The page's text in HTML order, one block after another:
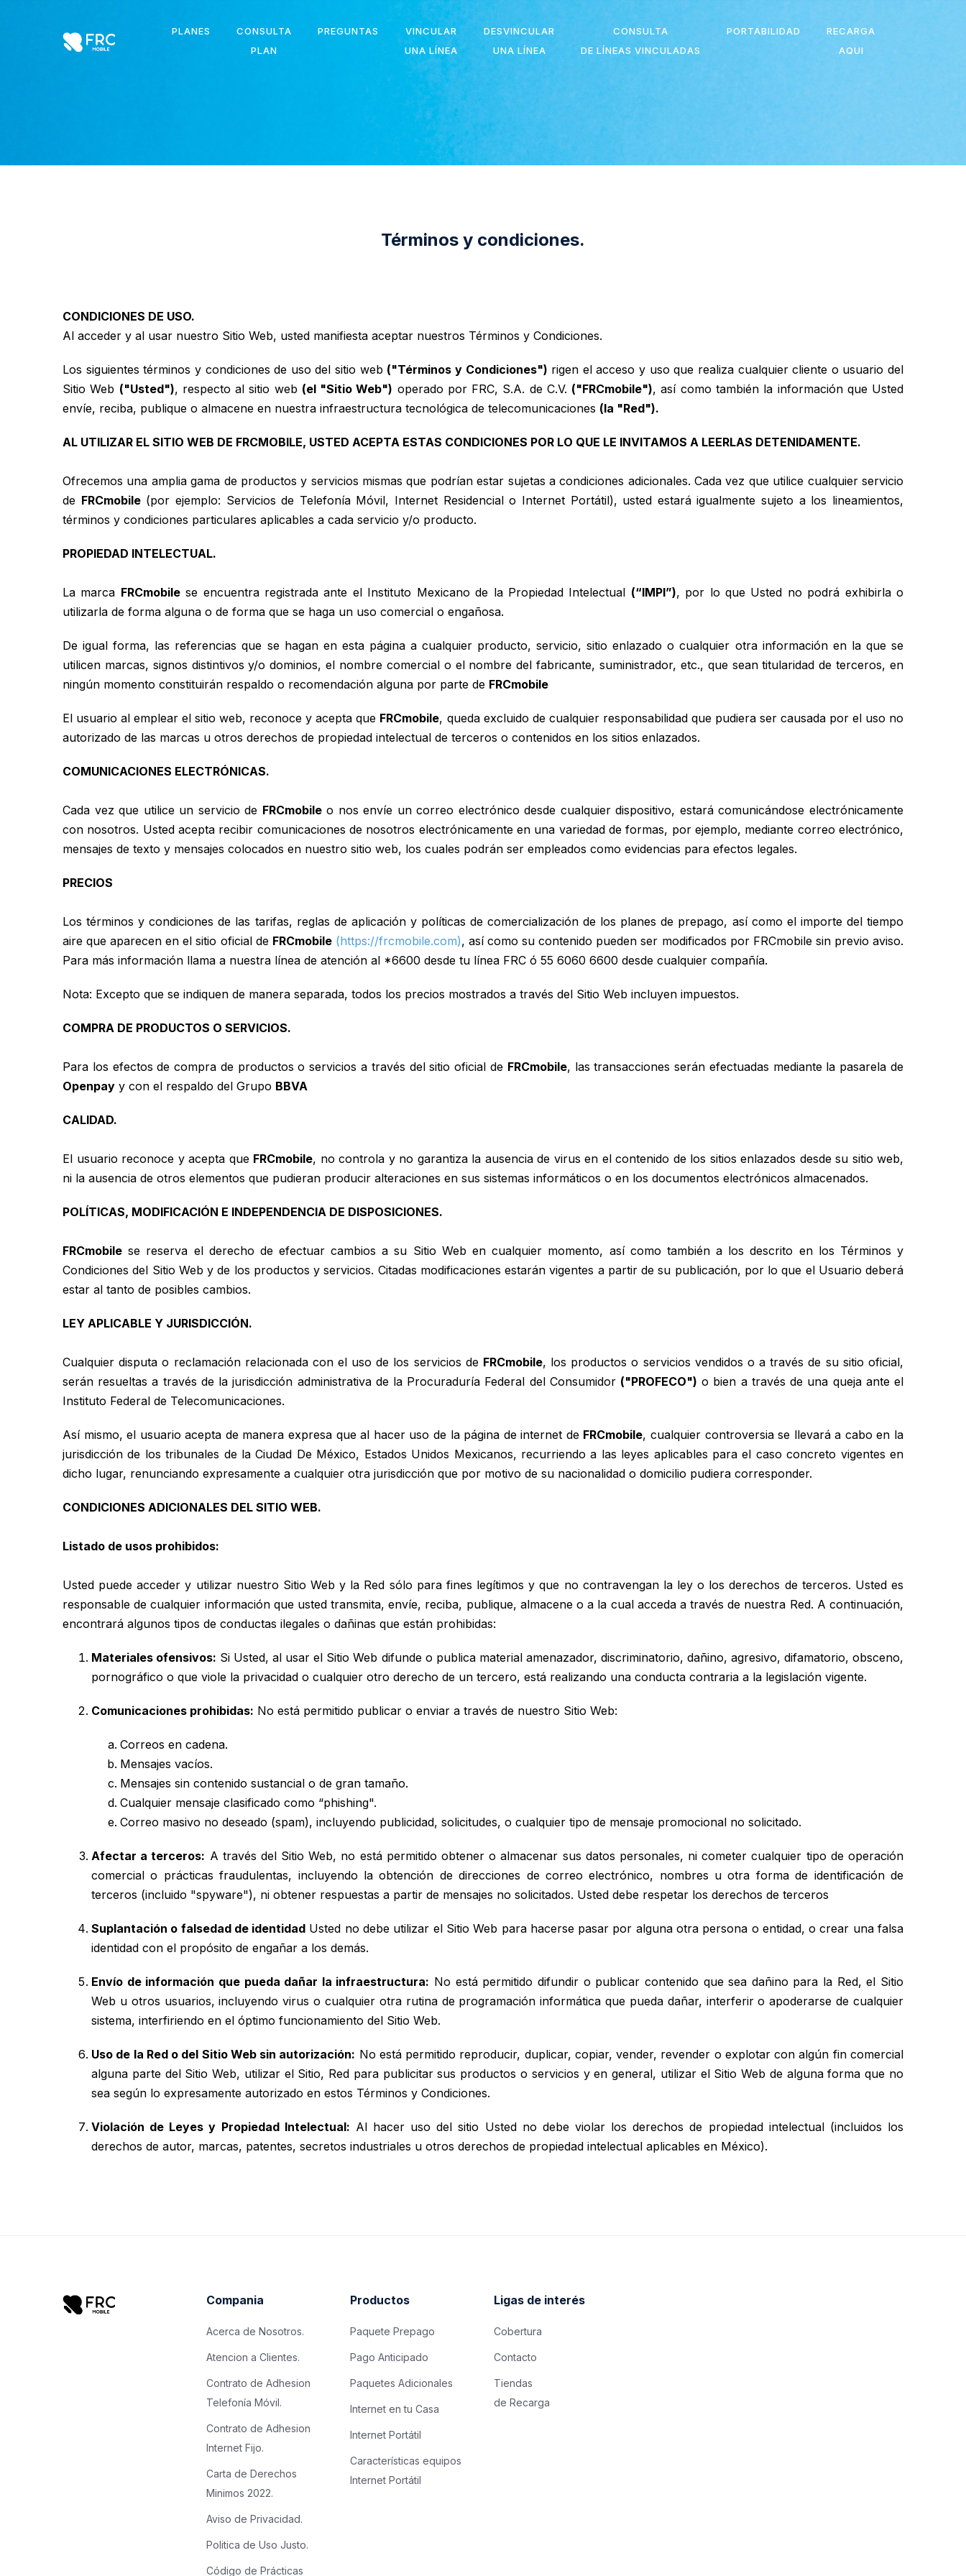
PLANES
CONSULTA
PLAN
PREGUNTAS
VINCULAR
UNA LÍNEA
DESVINCULAR
UNA LÍNEA
CONSULTA
DE LÍNEAS VINCULADAS
PORTABILIDAD
RECARGA
AQUI
Términos y condiciones.
CONDICIONES DE USO.
Al acceder y al usar nuestro Sitio Web, usted manifiesta aceptar nuestros Términos y Condiciones.
Los siguientes términos y condiciones de uso del sitio web ("Términos y Condiciones") rigen el acceso y uso que realiza cualquier cliente o usuario del
Sitio Web ("Usted"), respecto al sitio web (el "Sitio Web") operado por FRC, S.A. de C.V. ("FRCmobile"), así como también la información que Usted
envíe, reciba, publique o almacene en nuestra infraestructura tecnológica de telecomunicaciones (la "Red").
AL UTILIZAR EL SITIO WEB DE FRCMOBILE, USTED ACEPTA ESTAS CONDICIONES POR LO QUE LE INVITAMOS A LEERLAS DETENIDAMENTE.
Ofrecemos una amplia gama de productos y servicios mismas que podrían estar sujetas a condiciones adicionales. Cada vez que utilice cualquier servicio
de FRCmobile(por ejemplo: Servicios de Telefonía Móvil, Internet Residencial o Internet Portátil), usted estará igualmente sujeto a los lineamientos,
términos y condiciones particulares aplicables a cada servicio y/o producto.
PROPIEDAD INTELECTUAL.
La marca FRCmobilese encuentra registrada ante el Instituto Mexicano de la Propiedad Intelectual (“IMPI”), por lo que Usted no podrá exhibirla o
utilizarla de forma alguna o de forma que se haga un uso comercial o engañosa.
De igual forma, las referencias que se hagan en esta página a cualquier producto, servicio, sitio enlazado o cualquier otra información en la que se
utilicen marcas, signos distintivos y/o dominios, el nombre comercial o el nombre del fabricante, suministrador, etc., que sean titularidad de terceros, en
ningún momento constituirán respaldo o recomendación alguna por parte de FRCmobile
El usuario al emplear el sitio web, reconoce y acepta que FRCmobile, queda excluido de cualquier responsabilidad que pudiera ser causada por el uso no
autorizado de las marcas u otros derechos de propiedad intelectual de terceros o contenidos en los sitios enlazados.
COMUNICACIONES ELECTRÓNICAS.
Cada vez que utilice un servicio de FRCmobileo nos envíe un correo electrónico desde cualquier dispositivo, estará comunicándose electrónicamente
con nosotros. Usted acepta recibir comunicaciones de nosotros electrónicamente en una variedad de formas, por ejemplo, mediante correo electrónico,
mensajes de texto y mensajes colocados en nuestro sitio web, los cuales podrán ser empleados como evidencias para efectos legales.
PRECIOS
Los términos y condiciones de las tarifas, reglas de aplicación y políticas de comercialización de los planes de prepago, así como el importe del tiempo
aire que aparecen en el sitio oficial de FRCmobile (https://frcmobile.com), así como su contenido pueden ser modificados por FRCmobile sin previo aviso.
Para más información llama a nuestra línea de atención al *6600 desde tu línea FRC ó 55 6060 6600 desde cualquier compañía.
Nota: Excepto que se indiquen de manera separada, todos los precios mostrados a través del Sitio Web incluyen impuestos.
COMPRA DE PRODUCTOS O SERVICIOS.
Para los efectos de compra de productos o servicios a través del sitio oficial de FRCmobile, las transacciones serán efectuadas mediante la pasarela de
Openpay y con el respaldo del Grupo BBVA
CALIDAD.
El usuario reconoce y acepta que FRCmobile, no controla y no garantiza la ausencia de virus en el contenido de los sitios enlazados desde su sitio web,
ni la ausencia de otros elementos que pudieran producir alteraciones en sus sistemas informáticos o en los documentos electrónicos almacenados.
POLÍTICAS, MODIFICACIÓN E INDEPENDENCIA DE DISPOSICIONES.
FRCmobile se reserva el derecho de efectuar cambios a su Sitio Web en cualquier momento, así como también a los descrito en los Términos y
Condiciones del Sitio Web y de los productos y servicios. Citadas modificaciones estarán vigentes a partir de su publicación, por lo que el Usuario deberá
estar al tanto de posibles cambios.
LEY APLICABLE Y JURISDICCIÓN.
Cualquier disputa o reclamación relacionada con el uso de los servicios de FRCmobile, los productos o servicios vendidos o a través de su sitio oficial,
serán resueltas a través de la jurisdicción administrativa de la Procuraduría Federal del Consumidor ("PROFECO") o bien a través de una queja ante el
Instituto Federal de Telecomunicaciones.
Así mismo, el usuario acepta de manera expresa que al hacer uso de la página de internet de FRCmobile, cualquier controversia se llevará a cabo en la
jurisdicción de los tribunales de la Ciudad De México, Estados Unidos Mexicanos, recurriendo a las leyes aplicables para el caso concreto vigentes en
dicho lugar, renunciando expresamente a cualquier otra jurisdicción que por motivo de su nacionalidad o domicilio pudiera corresponder.
CONDICIONES ADICIONALES DEL SITIO WEB.
Listado de usos prohibidos:
Usted puede acceder y utilizar nuestro Sitio Web y la Red sólo para fines legítimos y que no contravengan la ley o los derechos de terceros. Usted es
responsable de cualquier información que usted transmita, envíe, reciba, publique, almacene o a la cual acceda a través de nuestra Red. A continuación,
encontrará algunos tipos de conductas ilegales o dañinas que están prohibidas:
Materiales ofensivos: Si Usted, al usar el Sitio Web difunde o publica material amenazador, discriminatorio, dañino, agresivo, difamatorio, obsceno,
pornográfico o que viole la privacidad o cualquier otro derecho de un tercero, está realizando una conducta contraria a la legislación vigente.
Comunicaciones prohibidas: No está permitido publicar o enviar a través de nuestro Sitio Web:
Correos en cadena.
Mensajes vacíos.
Mensajes sin contenido sustancial o de gran tamaño.
Cualquier mensaje clasificado como “phishing".
Correo masivo no deseado (spam), incluyendo publicidad, solicitudes, o cualquier tipo de mensaje promocional no solicitado.
Afectar a terceros: A través del Sitio Web, no está permitido obtener o almacenar sus datos personales, ni cometer cualquier tipo de operación
comercial o prácticas fraudulentas, incluyendo la obtención de direcciones de correo electrónico, nombres u otra forma de identificación de
terceros (incluido "spyware"), ni obtener respuestas a partir de mensajes no solicitados. Usted debe respetar los derechos de terceros
Suplantación o falsedad de identidad Usted no debe utilizar el Sitio Web para hacerse pasar por alguna otra persona o entidad, o crear una falsa
identidad con el propósito de engañar a los demás.
Envío de información que pueda dañar la infraestructura: No está permitido difundir o publicar contenido que sea dañino para la Red, el Sitio
Web u otros usuarios, incluyendo virus o cualquier otra rutina de programación informática que pueda dañar, interferir o apoderarse de cualquier
sistema, interfiriendo en el óptimo funcionamiento del Sitio Web.
Uso de la Red o del Sitio Web sin autorización: No está permitido reproducir, duplicar, copiar, vender, revender o explotar con algún fin comercial
alguna parte del Sitio Web, utilizar el Sitio, Red para publicitar sus productos o servicios y en general, utilizar el Sitio Web de alguna forma que no
sea según lo expresamente autorizado en estos Términos y Condiciones.
Violación de Leyes y Propiedad Intelectual: Al hacer uso del sitio Usted no debe violar los derechos de propiedad intelectual (incluidos los
derechos de autor, marcas, patentes, secretos industriales u otros derechos de propiedad intelectual aplicables en México).
Compania
Acerca de Nosotros.
Atencion a Clientes.
Contrato de Adhesion
Telefonía Móvil.
Contrato de Adhesion
Internet Fijo.
Carta de Derechos
Minimos 2022.
Aviso de Privacidad.
Politica de Uso Justo.
Código de Prácticas
Productos
Paquete Prepago
Pago Anticipado
Paquetes Adicionales
Internet en tu Casa
Internet Portátil
Características equipos
Internet Portátil
Ligas de interés
Cobertura
Contacto
Tiendas
de Recarga